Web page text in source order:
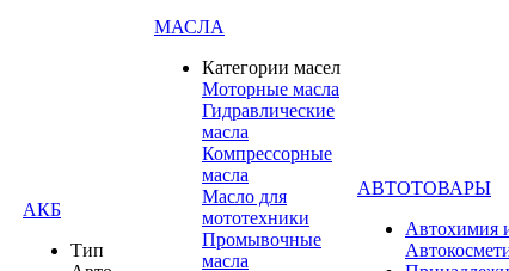
АКБ
Тип
МАСЛА
Категории масел
Моторные масла
Гидравлические
масла
Компрессорные
масла
Масло для
мототехники
Промывочные
масла
АВТОТОВАРЫ
Автохимия